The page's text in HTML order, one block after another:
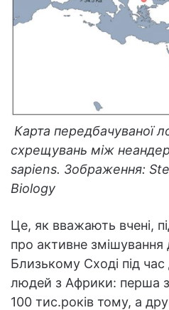
Карта передбачуваної
схрещувань між
sapiens. Зображення:
Biology
Це, як вважають вчені,
про активне змішування
Близькому Сході під час
людей з Африки: перша
100 тис.років тому, а